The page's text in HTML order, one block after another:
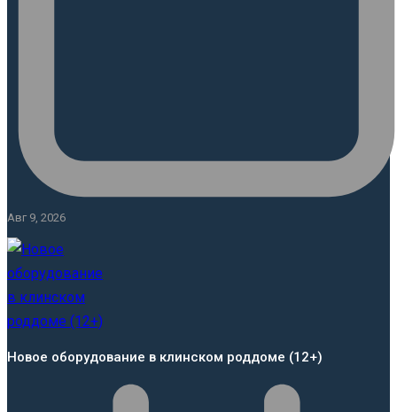
Авг 9, 2026
Новое оборудование в клинском роддоме (12+)